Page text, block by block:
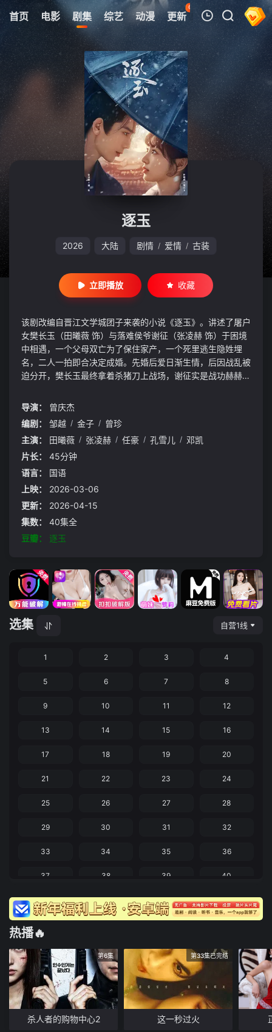
首页 电影 剧集 综艺 动漫 更新
63
热榜 APP
我的观影记录
暂无观看影片的记录
逐玉
2026 大陆 剧情 / 爱情 / 古装
立即播放 收藏
该剧改编自晋江文学城团子来袭的小说《逐玉》。讲述了屠户
女樊长玉（田曦薇 饰）与落难侯爷谢征（张凌赫 饰）于困境
中相遇，一个父母双亡为了保住家产，一个死里逃生隐姓埋
名，二人一拍即合决定成婚。先婚后爱日渐生情，后因战乱被
迫分开，樊长玉最终拿着杀猪刀上战场，谢征实是战功赫赫的
导演：
曾庆杰
编剧：
邹越 / 金子 / 曾珍
主演：
田曦薇 / 张凌赫 / 任豪 / 孔雪儿 / 邓凯
片长：
45分钟
语言：
国语
上映：
2026-03-06
更新：
2026-04-15
集数：
40集全
豆瓣：
逐玉
选集 自营1线
1 2 3 4
5 6 7 8
9 10 11 12
13 14 15 16
17 18 19 20
21 22 23 24
25 26 27 28
29 30 31 32
33 34 35 36
37 38 39 40
热播🔥
第6集
杀人者的购物中心2
第33集已完结
这一秒过火